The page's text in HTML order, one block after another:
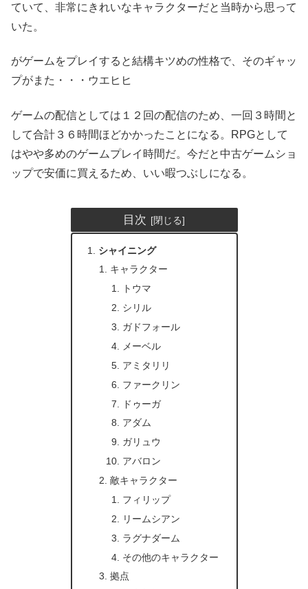
ていて、非常にきれいなキャラクターだと当時から思って
いた。
がゲームをプレイすると結構キツめの性格で、そのギャッ
プがまた・・・ウエヒヒ
ゲームの配信としては１２回の配信のため、一回３時間と
して合計３６時間ほどかかったことになる。RPGとして
はやや多めのゲームプレイ時間だ。今だと中古ゲームショ
ップで安価に買えるため、いい暇つぶしになる。
目次
シャイニング
キャラクター
トウマ
シリル
ガドフォール
メーベル
アミタリリ
ファークリン
ドゥーガ
アダム
ガリュウ
アバロン
敵キャラクター
フィリップ
リームシアン
ラグナダーム
その他のキャラクター
拠点